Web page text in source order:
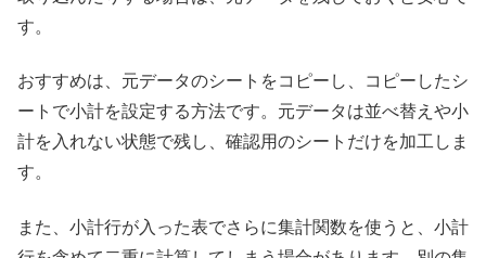
す。
おすすめは、元データのシートをコピーし、コピーしたシ
ートで小計を設定する方法です。元データは並べ替えや小
計を入れない状態で残し、確認用のシートだけを加工しま
す。
また、小計行が入った表でさらに集計関数を使うと、小計